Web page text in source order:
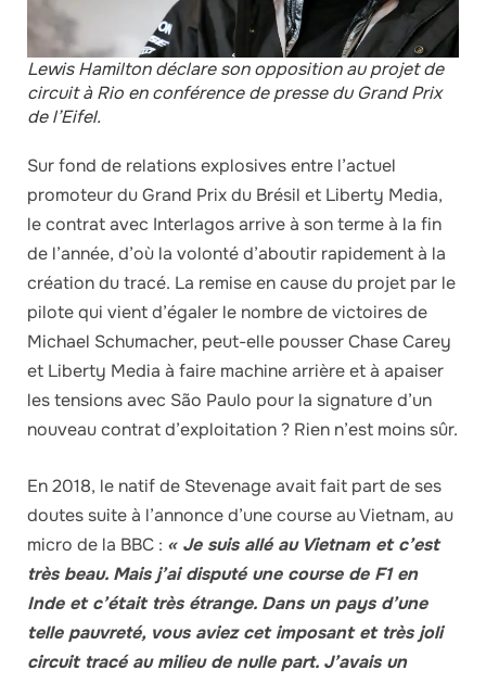
Lewis Hamilton déclare son opposition au projet de
circuit à Rio en conférence de presse du Grand Prix
de l’Eifel.
Sur fond de relations explosives entre l’actuel
promoteur du Grand Prix du Brésil et Liberty Media,
le contrat avec Interlagos arrive à son terme à la fin
de l’année, d’où la volonté d’aboutir rapidement à la
création du tracé. La remise en cause du projet par le
pilote qui vient d’égaler le nombre de victoires de
Michael Schumacher, peut-elle pousser Chase Carey
et Liberty Media à faire machine arrière et à apaiser
les tensions avec São Paulo pour la signature d’un
nouveau contrat d’exploitation ? Rien n’est moins sûr.
En 2018, le natif de Stevenage avait fait part de ses
doutes suite à l’annonce d’une course au Vietnam, au
micro de la BBC : « Je suis allé au Vietnam et c’est
très beau. Mais j’ai disputé une course de F1 en
Inde et c’était très étrange. Dans un pays d’une
telle pauvreté, vous aviez cet imposant et très joli
circuit tracé au milieu de nulle part. J’avais un